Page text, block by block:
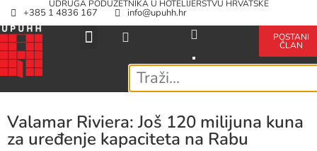
UDRUGA PODUZETNIKA U HOTELIJERSTVU HRVATSKE
+385 1 4836 167 info@upuhh.hr
POSTANI
ČLAN
Valamar Riviera: Još 120 milijuna kuna
za uređenje kapaciteta na Rabu